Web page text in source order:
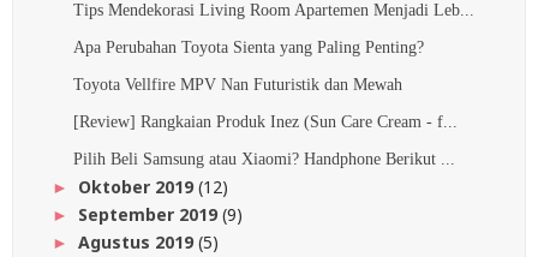
Tips Mendekorasi Living Room Apartemen Menjadi Leb...
Apa Perubahan Toyota Sienta yang Paling Penting?
Toyota Vellfire MPV Nan Futuristik dan Mewah
[Review] Rangkaian Produk Inez (Sun Care Cream - f...
Pilih Beli Samsung atau Xiaomi? Handphone Berikut ...
► Oktober 2019(12)
► September 2019(9)
► Agustus 2019(5)